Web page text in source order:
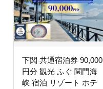
下関 共通宿泊券 90,000
円分 観光 ふぐ 関門海
峡 宿泊 リゾート ホテ